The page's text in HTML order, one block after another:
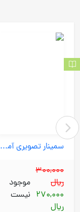
سمینار تصویری آموزشی چرا پولدارها هر روز پولدارتر می شوند (دیدمثبت) جعبه ای
300,000
ریال
270,000
ریال
موجود
نیست